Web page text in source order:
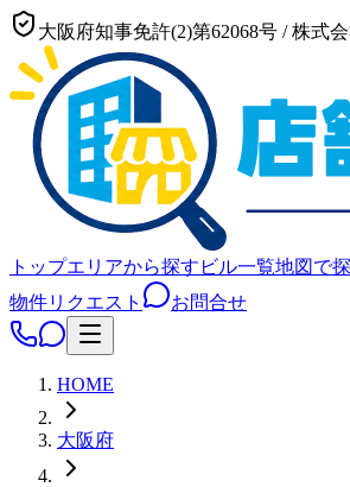
大阪府知事免許(2)第62068号 /株式
トップエリアから探す ビル一覧地図で
物件リクエスト
お問合せ
HOME
大阪府